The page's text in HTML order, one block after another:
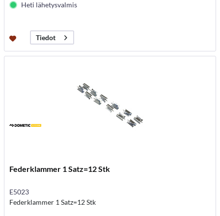
Heti lähetysvalmis
Tiedot
Federklammer 1 Satz=12 Stk
E5023
Federklammer 1 Satz=12 Stk